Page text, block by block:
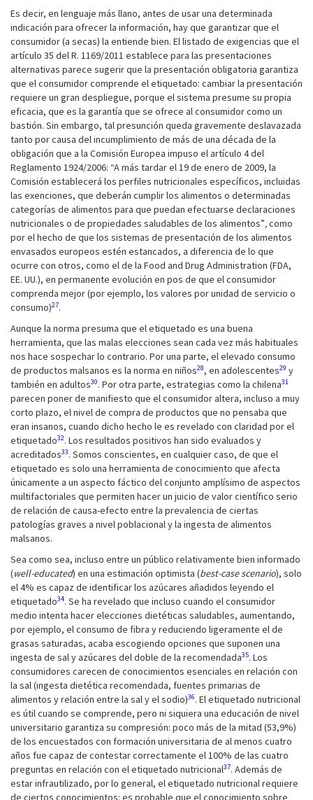
Es decir, en lenguaje más llano, antes de usar una determinada
indicación para ofrecer la información, hay que garantizar que el
consumidor (a secas) la entiende bien. El listado de exigencias que el
artículo 35 del R. 1169/2011 establece para las presentaciones
alternativas parece sugerir que la presentación obligatoria garantiza
que el consumidor comprende el etiquetado: cambiar la presentación
requiere un gran despliegue, porque el sistema presume su propia
eficacia, que es la garantía que se ofrece al consumidor como un
bastión. Sin embargo, tal presunción queda gravemente deslavazada
tanto por causa del incumplimiento de más de una década de la
obligación que a la Comisión Europea impuso el artículo 4 del
Reglamento 1924/2006: “A más tardar el 19 de enero de 2009, la
Comisión establecerá los perfiles nutricionales específicos, incluidas
las exenciones, que deberán cumplir los alimentos o determinadas
categorías de alimentos para que puedan efectuarse declaraciones
nutricionales o de propiedades saludables de los alimentos”,como
por el hecho de que los sistemas de presentación de los alimentos
envasados europeos estén estancados, a diferencia de lo que
ocurre con otros, como el de la Food and Drug Administration (FDA,
EE. UU.), en permanente evolución en pos de que el consumidor
comprenda mejor (por ejemplo, los valores por unidad de servicio o
consumo)27.
Aunque la norma presuma que el etiquetado es una buena
herramienta, que las malas elecciones sean cada vez más habituales
nos hace sospechar lo contrario. Por una parte, el elevado consumo
de productos malsanos es la norma en niños28, en adolescentes29 y
también en adultos30. Por otra parte, estrategias como la chilena31
parecen poner de manifiesto que el consumidor altera, incluso a muy
corto plazo, el nivel de compra de productos que no pensaba que
eran insanos, cuando dicho hecho le es revelado con claridad por el
etiquetado32. Los resultados positivos han sido evaluados y
acreditados33. Somos conscientes, en cualquier caso, de que el
etiquetado es solo una herramienta de conocimiento que afecta
únicamente a un aspecto fáctico del conjunto amplísimo de aspectos
multifactoriales que permiten hacer un juicio de valor científico serio
de relación de causa-efecto entre la prevalencia de ciertas
patologías graves a nivel poblacional y la ingesta de alimentos
malsanos.
Sea como sea, incluso entre un público relativamente bien informado
(well-educated) en una estimación optimista (best-case scenario), solo
el 4% es capaz de identificar los azúcares añadidos leyendo el
etiquetado34. Se ha revelado que incluso cuando el consumidor
medio intenta hacer elecciones dietéticas saludables, aumentando,
por ejemplo, el consumo de fibra y reduciendo ligeramente el de
grasas saturadas, acaba escogiendo opciones que suponen una
ingesta de sal y azúcares del doble de la recomendada35. Los
consumidores carecen de conocimientos esenciales en relación con
la sal (ingesta dietética recomendada, fuentes primarias de
alimentos y relación entre la sal y el sodio)36. El etiquetado nutricional
es útil cuando se comprende, pero ni siquiera una educación de nivel
universitario garantiza su compresión: poco más de la mitad (53,9%)
de los encuestados con formación universitaria de al menos cuatro
años fue capaz de contestar correctamente el 100% de las cuatro
preguntas en relación con el etiquetado nutricional37. Además de
estar infrautilizado, por lo general, el etiquetado nutricional requiere
de ciertos conocimientos: es probable que el conocimiento sobre